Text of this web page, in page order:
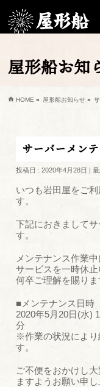
屋形船お知
HOME » 屋形船お知らせ »
サーバーメン
投稿日 : 2020年4月28日
いつも岩田屋をご
す。
下記におきまして
す。
メンテナンス作業
サービスを一時休止
何卒ご理解を賜りま
■メンテナンス日時
2020年5月20日(水)
分
※作業の状況により
す。
ご不便をおかけし
ますようお願い申し